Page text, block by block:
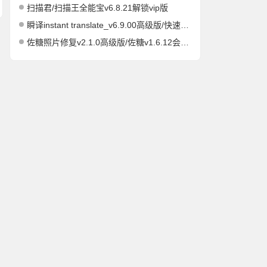
扫描君/扫描王全能宝v6.8.21解锁vip版
瞬译instant translate_v6.9.00高级版/快速屏幕翻译
佐糖照片修复v2.1.0高级版/佐糖v1.6.12会员解锁版